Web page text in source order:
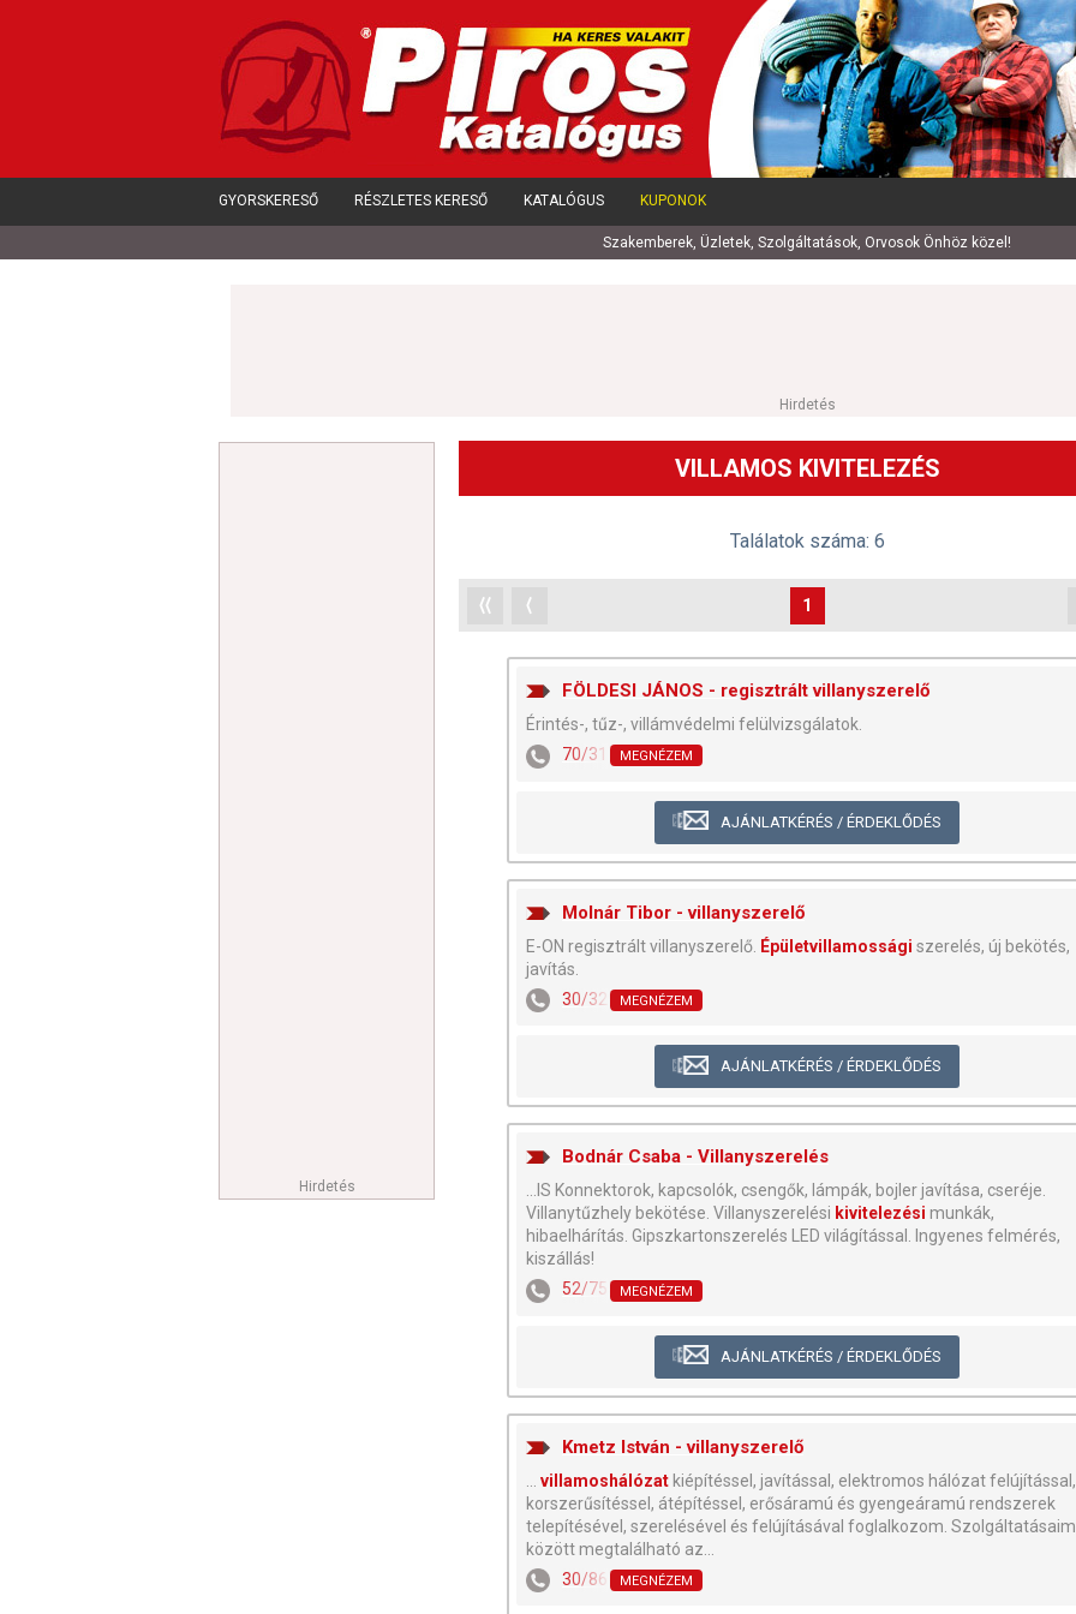
GYORSKERESŐ RÉSZLETES KERESŐ KATALÓGUS KUPONOK
Szakemberek, Üzletek, Szolgáltatások, Orvosok Önhöz közel!
Hirdetés
Hirdetés
VILLAMOS KIVITELEZÉS
Találatok száma: 6
⟨⟨ ⟨ 1
FÖLDESI JÁNOS - regisztrált villanyszerelő
Érintés-, tűz-, villámvédelmi felülvizsgálatok.
70/317-7948
MEGNÉZEM
AJÁNLATKÉRÉS / ÉRDEKLŐDÉS
Molnár Tibor - villanyszerelő
E-ON regisztrált villanyszerelő. Épületvillamossági szerelés, új bekötés,
javítás.
30/329-0726
MEGNÉZEM
AJÁNLATKÉRÉS / ÉRDEKLŐDÉS
Bodnár Csaba - Villanyszerelés
...IS Konnektorok, kapcsolók, csengők, lámpák, bojler javítása, cseréje.
Villanytűzhely bekötése. Villanyszerelési kivitelezési munkák,
hibaelhárítás. Gipszkartonszerelés LED világítással. Ingyenes felmérés,
kiszállás!
52/755-505,30/573-8264
MEGNÉZEM
AJÁNLATKÉRÉS / ÉRDEKLŐDÉS
Kmetz István - villanyszerelő
villamoshálózat kiépítéssel, javítással, elektromos hálózat felújítással,
korszerűsítéssel, átépítéssel, erősáramú és gyengeáramú rendszerek
telepítésével, szerelésével és felújításával foglalkozom. Szolgáltatásaim
között megtalálható az...
30/867-9390
MEGNÉZEM